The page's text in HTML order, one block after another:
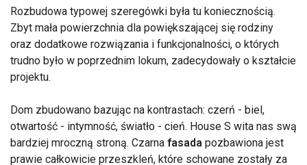
Rozbudowa typowej szeregówki była tu koniecznością.
Zbyt mała powierzchnia dla powiększającej się rodziny
oraz dodatkowe rozwiązania i funkcjonalności, o których
trudno było w poprzednim lokum, zadecydowały o kształcie
projektu.
Dom zbudowano bazując na kontrastach: czerń - biel,
otwartość - intymność, światło - cień. House S wita nas swą
bardziej mroczną stroną. Czarna fasada pozbawiona jest
prawie całkowicie przeszkleń, które schowane zostały za